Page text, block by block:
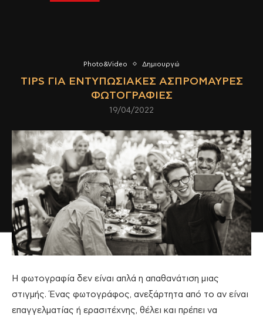
Photo&Video Δημιουργώ
TIPS ΓΙΑ ΕΝΤΥΠΩΣΙΑΚΈΣ ΑΣΠΡΌΜΑΥΡΕΣ
ΦΩΤΟΓΡΑΦΊΕΣ
19/04/2022
H φωτογραφία δεν είναι απλά η απαθανάτιση μιας
στιγμής. Ένας φωτογράφος, ανεξάρτητα από το αν είναι
επαγγελματίας ή ερασιτέχνης, θέλει και πρέπει να